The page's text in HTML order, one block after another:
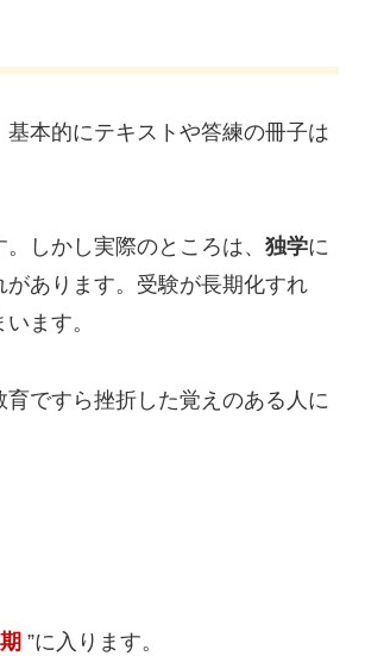
本的にテキストや答練の冊子は
しかし実際のところは、 独学に
あります。受験が長期化すれ
ます。
ですら挫折した覚えのある人に
”に入ります。